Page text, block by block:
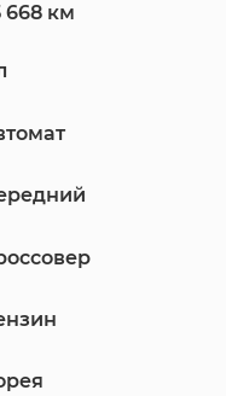
668 км